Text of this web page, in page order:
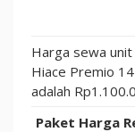
Harga sewa
Hiace Premio
adalah
Paket Harga